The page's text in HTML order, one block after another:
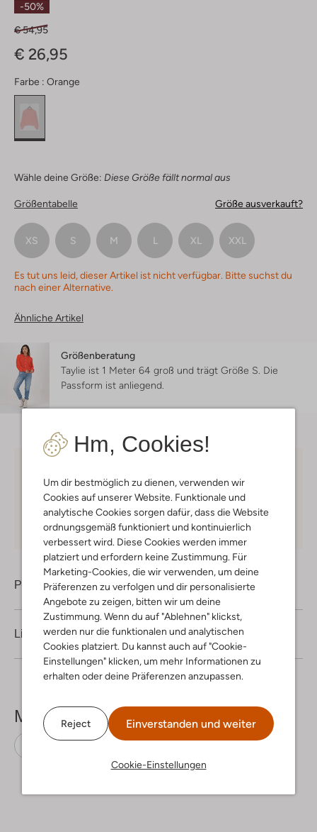
Hm, Cookies!
Um dir bestmöglich zu dienen, verwenden wir
Cookies auf unserer Website. Funktionale und
analytische Cookies sorgen dafür, dass die Website
ordnungsgemäß funktioniert und kontinuierlich
verbessert wird. Diese Cookies werden immer
platziert und erfordern keine Zustimmung. Für
Marketing-Cookies, die wir verwenden, um deine
Präferenzen zu verfolgen und dir personalisierte
Angebote zu zeigen, bitten wir um deine
Zustimmung. Wenn du auf "Ablehnen" klickst,
werden nur die funktionalen und analytischen
Cookies platziert. Du kannst auch auf "Cookie-
Einstellungen" klicken, um mehr Informationen zu
erhalten oder deine Präferenzen anzupassen.
Reject Einverstanden und weiter
Cookie-Einstellungen
-50%
€ 54,95
€ 26,95
Farbe : Orange
Wähle deine Größe: Diese Größe fällt normal aus
Größentabelle Größe ausverkauft?
XS S M L XL XXL
Es tut uns leid, dieser Artikel ist nicht verfügbar. Bitte suchst du
nach einer Alternative.
Ähnliche Artikel
Größenberatung
Taylie ist 1 Meter 64 groß und trägt Größe S. Die
Passform ist anliegend
Mitglieder in Deutschland
Kauf auf Rechnung 30 TagenRückgaberecht
Produktinformation
Lieferung & Rückgabe
Mehr sehen